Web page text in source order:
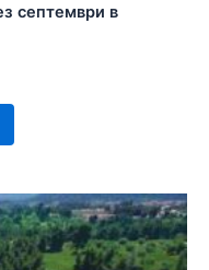
септември в